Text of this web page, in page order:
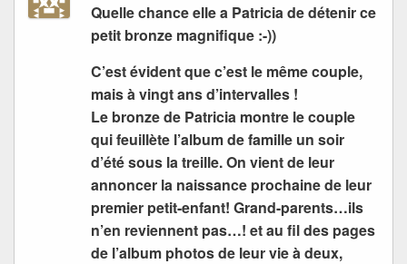
Quelle chance elle a Patricia de détenir ce
petit bronze magnifique :-))
C’est évident que c’est le même couple,
mais à vingt ans d’intervalles !
Le bronze de Patricia montre le couple
qui feuillète l’album de famille un soir
d’été sous la treille. On vient de leur
annoncer la naissance prochaine de leur
premier petit-enfant! Grand-parents…ils
n’en reviennent pas…! et au fil des pages
de l’album photos de leur vie à deux,